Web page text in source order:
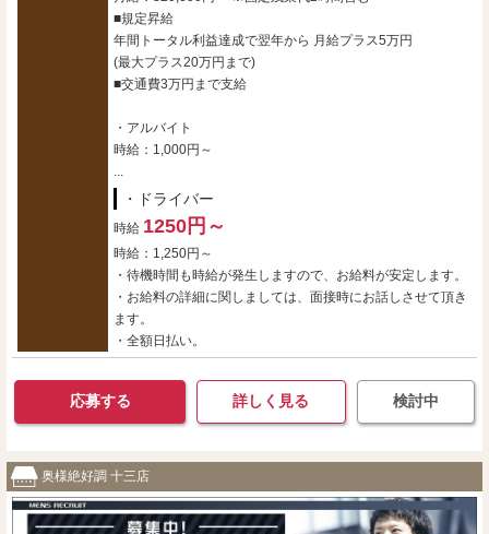
■規定昇給
年間トータル利益達成で翌年から 月給プラス5万円
(最大プラス20万円まで)
■交通費3万円まで支給
・アルバイト
時給：1,000円～
・ドライバー
時給 1250円～
時給：1,250円～
・待機時間も時給が発生しますので、お給料が安定します。
・お給料の詳細に関しましては、面接時にお話しさせて頂き
ます。
・全額日払い。
応募する 詳しく見る 検討中
奥様絶好調 十三店